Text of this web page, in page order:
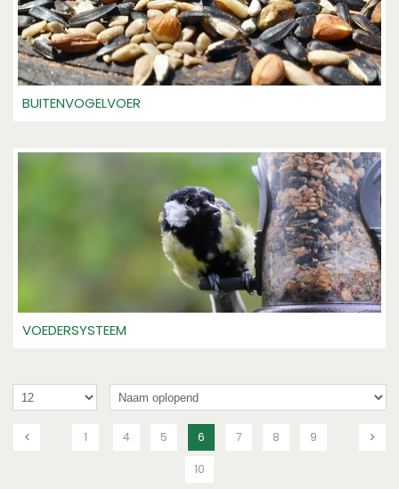
BUITENVOGELVOER
VOEDERSYSTEEM
1 4 5 6 7 8 9
10